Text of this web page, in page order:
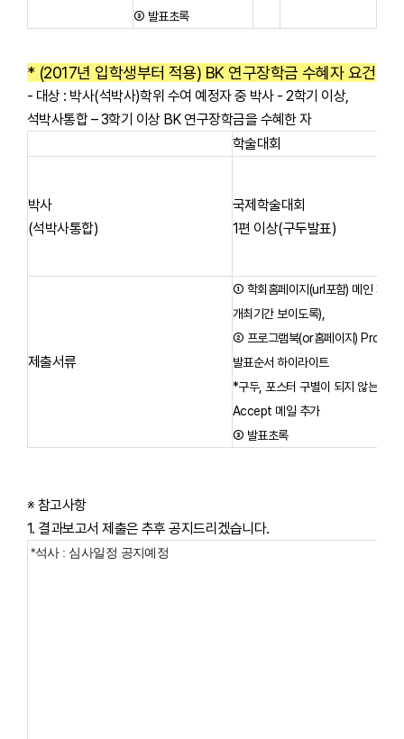
③ 발표초록
* (2017년 입학생부터 적용) BK 연구장학금 수혜자 요건
- 대상 : 박사(석박사)학위 수여 예정자 중 박사 - 2학기 이상,
석박사통합 – 3학기 이상 BK 연구장학금을 수혜한 자
학술대회
박사
(석박사통합)
국제학술대회
1편 이상(구두발표)
제출서류
① 학회홈페이지(url포함) 메인 화면
개최기간 보이도록),
② 프로그램북(or홈페이지)
발표순서 하이라이트
*구두, 포스터 구별이 되지 않는다면
Accept 메일 추가
③ 발표초록
※ 참고사항
1. 결과보고서 제출은 추후 공지드리겠습니다.
*석사 : 심사일정 공지예정